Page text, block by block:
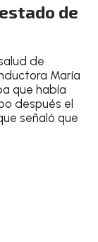
de
de
María
que había
después el
señaló que